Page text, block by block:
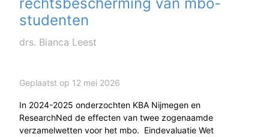
studenten
drs. Bianca Leest
Geplaatst op 12 mei 2026
In 2024-2025 onderzochten KBA Nijmegen en
ResearchNed de effecten van twee zogenaamde
verzamelwetten voor het mbo. Eindevaluatie Wet